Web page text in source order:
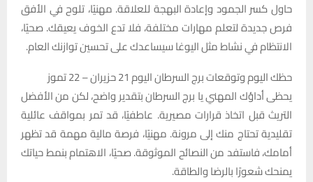
حاول كسر الجمود وإعادة البهجة للعلاقة. مهنيًا، تلوح في الأفق
فرص جديدة لتعلم مهارات مختلفة، فلا تدع الخوف يعيقك. صحيًا،
الانتظام في نشاط مثل اليوغا سيساعدك على تحسين توازنك العام.
حظك اليوم وتوقعات برج السرطان اليوم 21 حزيران – 22 تموز
يحظى أداؤك المهني يا برج السرطان بتقدير واضح، لكن من الأفضل
التريث قبل اتخاذ قرارات مصيرية. عاطفيًا، قد تمر بمواقف عائلية
تقليدية تحتاج منك إلى مرونة. مهنيًا، فرصة مالية مهمة قد تظهر
أمامك، فاستفد من النصائح الموثوقة. صحيًا، الاهتمام بنمط حياتك
يمنحك شعورًا بالرضا والطاقة.